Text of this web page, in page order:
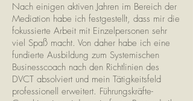
Nach einigen aktiven Jahren im Bereich der
Mediation habe ich festgestellt, dass mir die
fokussierte Arbeit mit Einzelpersonen sehr
viel Spaß macht. Von daher habe ich eine
fundierte Ausbildung zum Systemischen
Businesscoach nach den Richtlinien des
DVCT absolviert und mein Tätigkeitsfeld
professionell erweitert. Führungskräfte-